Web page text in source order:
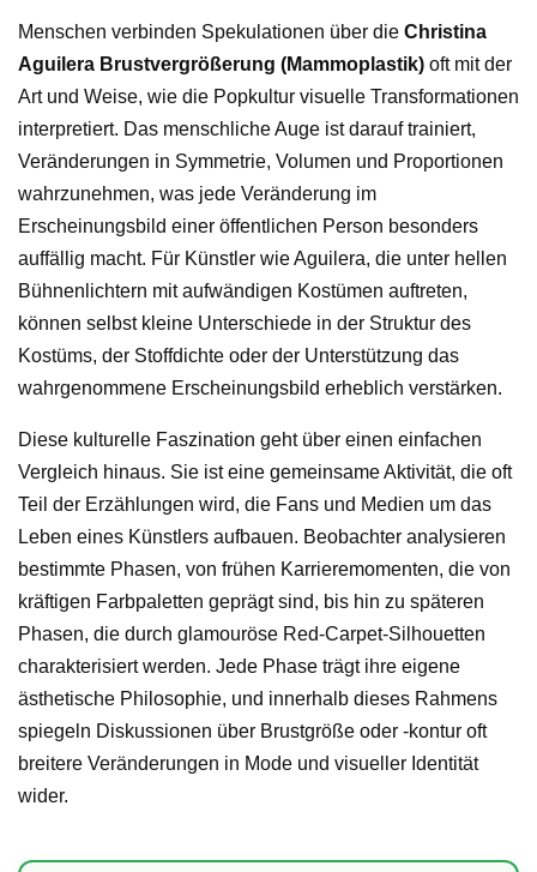
Menschen verbinden Spekulationen über die Christina
Aguilera Brustvergrößerung (Mammoplastik) oft mit der
Art und Weise, wie die Popkultur visuelle Transformationen
interpretiert. Das menschliche Auge ist darauf trainiert,
Veränderungen in Symmetrie, Volumen und Proportionen
wahrzunehmen, was jede Veränderung im
Erscheinungsbild einer öffentlichen Person besonders
auffällig macht. Für Künstler wie Aguilera, die unter hellen
Bühnenlichtern mit aufwändigen Kostümen auftreten,
können selbst kleine Unterschiede in der Struktur des
Kostüms, der Stoffdichte oder der Unterstützung das
wahrgenommene Erscheinungsbild erheblich verstärken.
Diese kulturelle Faszination geht über einen einfachen
Vergleich hinaus. Sie ist eine gemeinsame Aktivität, die oft
Teil der Erzählungen wird, die Fans und Medien um das
Leben eines Künstlers aufbauen. Beobachter analysieren
bestimmte Phasen, von frühen Karrieremomenten, die von
kräftigen Farbpaletten geprägt sind, bis hin zu späteren
Phasen, die durch glamouröse Red-Carpet-Silhouetten
charakterisiert werden. Jede Phase trägt ihre eigene
ästhetische Philosophie, und innerhalb dieses Rahmens
spiegeln Diskussionen über Brustgröße oder -kontur oft
breitere Veränderungen in Mode und visueller Identität
wider.